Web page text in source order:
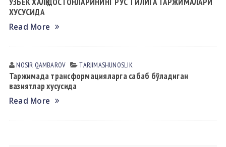
ХУСУСИДА
Read More
NOSIR QАMBАROV TАRJIMАSHUNOSLIK
Таржимада трансформацияларга сабаб бўладиган
вазиятлар хусусида
Read More